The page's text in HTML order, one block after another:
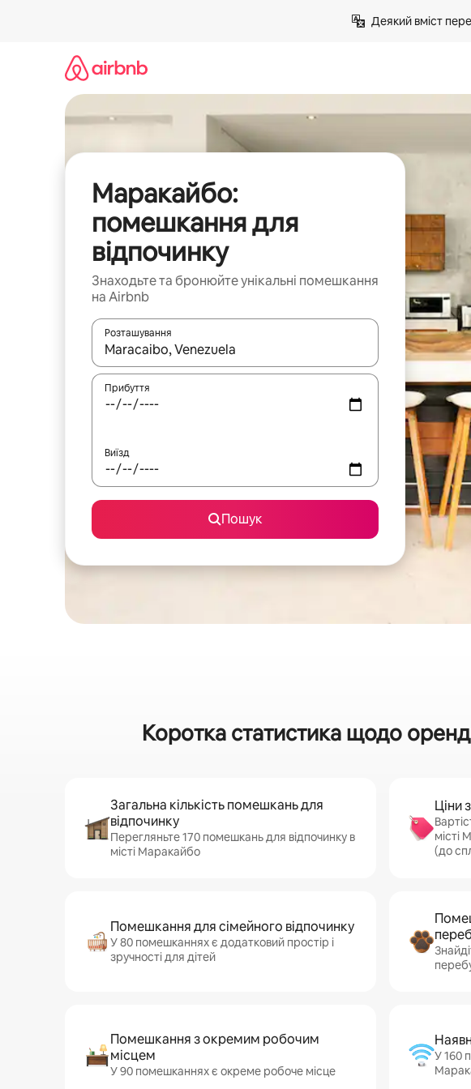
Деякий вміст
Маракайбо:
помешкання для
відпочинку
Знаходьте та бронюйте унікальні помешкання
на Airbnb
Розташування
Отримавши результати пошуку, використовуйте для навігації
Прибуття
Виїзд
Пошук
Коротка статистика щодо
Загальна кількість помешкань для
відпочинку
Перегляньте 170 помешкань для відпочинку в
місті Маракайбо
Ціни
місті
(до
Помешкання для сімейного відпочинку
У 80 помешканнях є додатковий простір і
зручності для дітей
Помешкання з окремим робочим
місцем
У 90 помешканнях є окреме робоче місце
У 160